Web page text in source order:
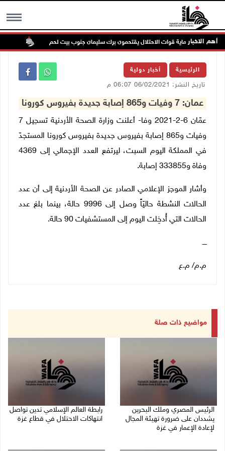
MENU أهم الاخباربحماية قوات الاحتلال يقتحمون برك سليمان جنوب بيت لحم
الرئيسية أخبار دولية
تاريخ النشر: 06/02/2021 06:07 م
عمان: 7 وفيات و865 إصابة جديدة بفيروس كورونا
عمّان 6-2-2021 وفا- أعلنت وزارة الصحة الأردنية تسجيل 7
وفيات و865 إصابة بفيروس جديدة بفيروس كورونا المستجدّ
في المملكة اليوم السبت، ليرتفع العدد الإجمالي إلى 4369
وفاة و333855 إصابة.
وأشار الموجز الإعلامي الصادر عن الصحة الأردنية إلى أن عدد
الحالات النشطة حاليّاً وصل إلى 9996 حالة، بينما بلغ عدد
الحالات التي أُدخِلت اليوم إلى المستشفيات 90 حالة.
ــــ
م.م/ م.ع
مواضيع ذات صلة
الرئيس المصري وملك البحرين
يشددان على ضرورة تهيئة المجال
لإعادة الإعمار في غزة
رابطة العالم الإسلامي تدين تواصل
انتهاكات الاحتلال في قطاع غزة